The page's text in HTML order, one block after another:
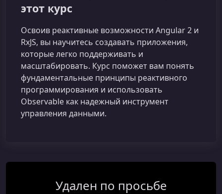
этот курс
Освоив реактивные возможности Angular 2 и
RxJS, вы научитесь создавать приложения,
которые легко поддерживать и
масштабировать. Курс поможет вам понять
фундаментальные принципы реактивного
программирования и использовать
Observable как надежный инструмент
управления данными.
Удален по просьбе